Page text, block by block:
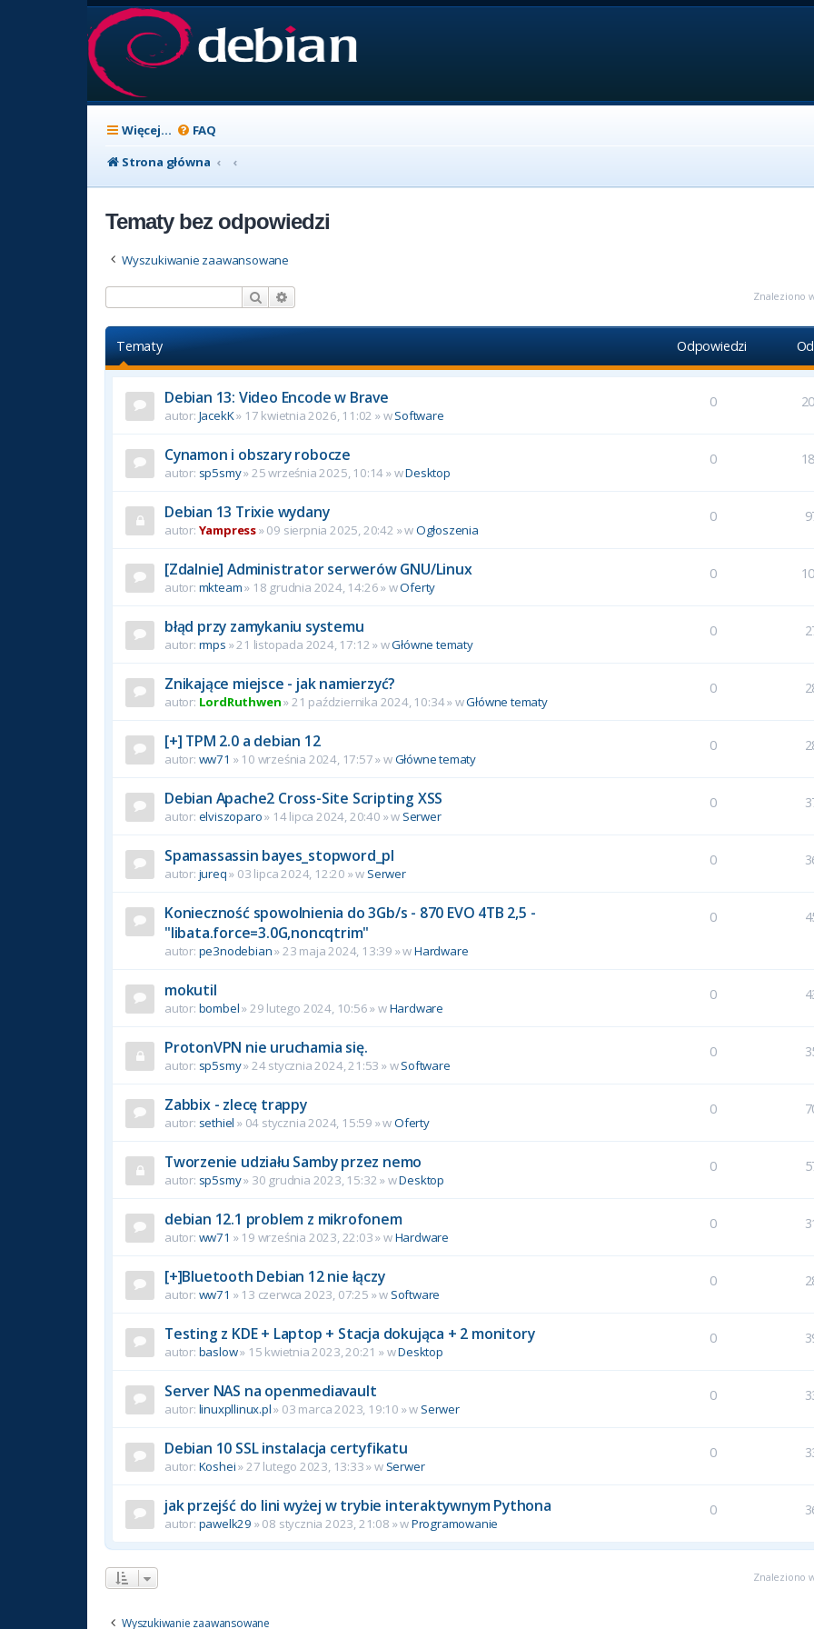
Więcej… FAQ
Strona główna
Tematy bez odpowiedzi
Wyszukiwanie zaawansowane
Szukaj Znaleziono
Tematy Odpowiedzi
Debian 13: Video Encode w Brave
autor: JacekK» 17 kwietnia 2026, 11:02 » wSoftware
0
Cynamon i obszary robocze
autor: sp5smy»25 września 2025, 10:14» wDesktop
0
Debian 13 Trixie wydany
autor: Yampress»09 sierpnia 2025, 20:42 » wOgłoszenia
0
[Zdalnie] Administrator serwerów GNU/Linux
autor: mkteam» 18 grudnia 2024, 14:26» wOferty
0
błąd przy zamykaniu systemu
autor: rmps »21 listopada 2024, 17:12» wGłówne tematy
0
Znikające miejsce - jak namierzyć?
autor: LordRuthwen»21 października 2024, 10:34» wGłówne tematy
0
[+] TPM 2.0 a debian 12
autor: ww71 » 10 września 2024, 17:57» wGłówne tematy
0
Debian Apache2 Cross-Site Scripting XSS
autor: elviszoparo» 14 lipca 2024, 20:40 » w Serwer
0
Spamassassin bayes_stopword_pl
autor: jureq» 03 lipca 2024, 12:20 » w Serwer
0
Konieczność spowolnienia do 3Gb/s - 870 EVO 4TB 2,5 -
"libata.force=3.0G,noncqtrim"
autor: pe3nodebian»23 maja 2024, 13:39 » wHardware
0
mokutil
autor: bombel»29 lutego 2024, 10:56» wHardware
0
ProtonVPN nie uruchamia się.
autor: sp5smy»24 stycznia 2024, 21:53 » wSoftware
0
Zabbix - zlecę trappy
autor: sethiel » 04 stycznia 2024, 15:59 » wOferty
0
Tworzenie udziału Samby przez nemo
autor: sp5smy» 30 grudnia 2023, 15:32» wDesktop
0
debian 12.1 problem z mikrofonem
autor: ww71 » 19 września 2023, 22:03» wHardware
0
[+]Bluetooth Debian 12 nie łączy
autor: ww71 » 13 czerwca 2023, 07:25 » w Software
0
Testing z KDE + Laptop + Stacja dokująca + 2 monitory
autor: baslow» 15 kwietnia 2023, 20:21 » wDesktop
0
Server NAS na openmediavault
autor: linuxpllinux.pl» 03 marca 2023, 19:10 » w Serwer
0
Debian 10 SSL instalacja certyfikatu
autor: Koshei»27 lutego 2023, 13:33» w Serwer
0
jak przejść do lini wyżej w trybie interaktywnym Pythona
autor: pawelk29 »08 stycznia 2023, 21:08 » wProgramowanie
0
Znaleziono
Wyszukiwanie zaawansowane